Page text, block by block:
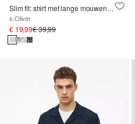
Slim fit: shirt met lange mouwen, all-over print en Kent-kraag
s.Oliver
€ 19,99€ 39,99